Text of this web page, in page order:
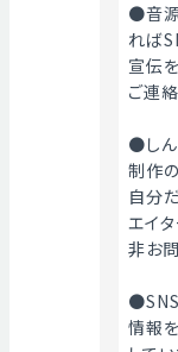
●音
れば
宣伝
ご連
●しん
制作
自分
エイ
非お
●SNS
情報